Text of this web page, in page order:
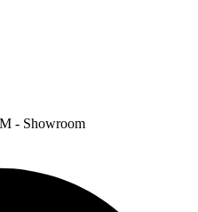
- Showroom